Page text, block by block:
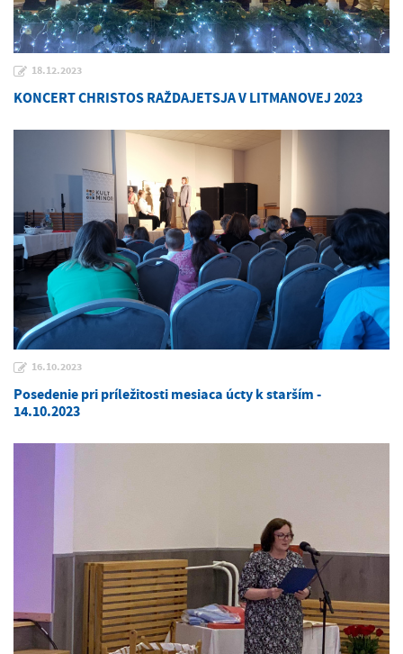
18.12.2023
KONCERT CHRISTOS RAŽDAJETSJA V LITMANOVEJ 2023
16.10.2023
Posedenie pri príležitosti mesiaca úcty k starším -
14.10.2023